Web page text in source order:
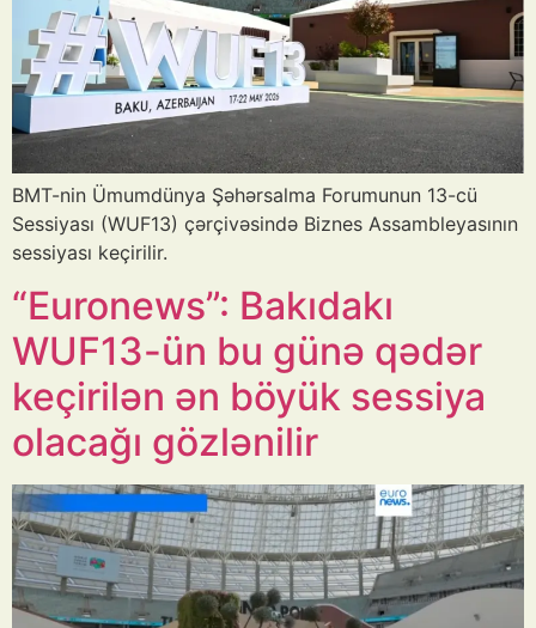
BMT-nin Ümumdünya Şəhərsalma Forumunun 13-cü
Sessiyası (WUF13) çərçivəsində Biznes Assambleyasının
sessiyası keçirilir.
“Euronews”: Bakıdakı
WUF13-ün bu günə qədər
keçirilən ən böyük sessiya
olacağı gözlənilir